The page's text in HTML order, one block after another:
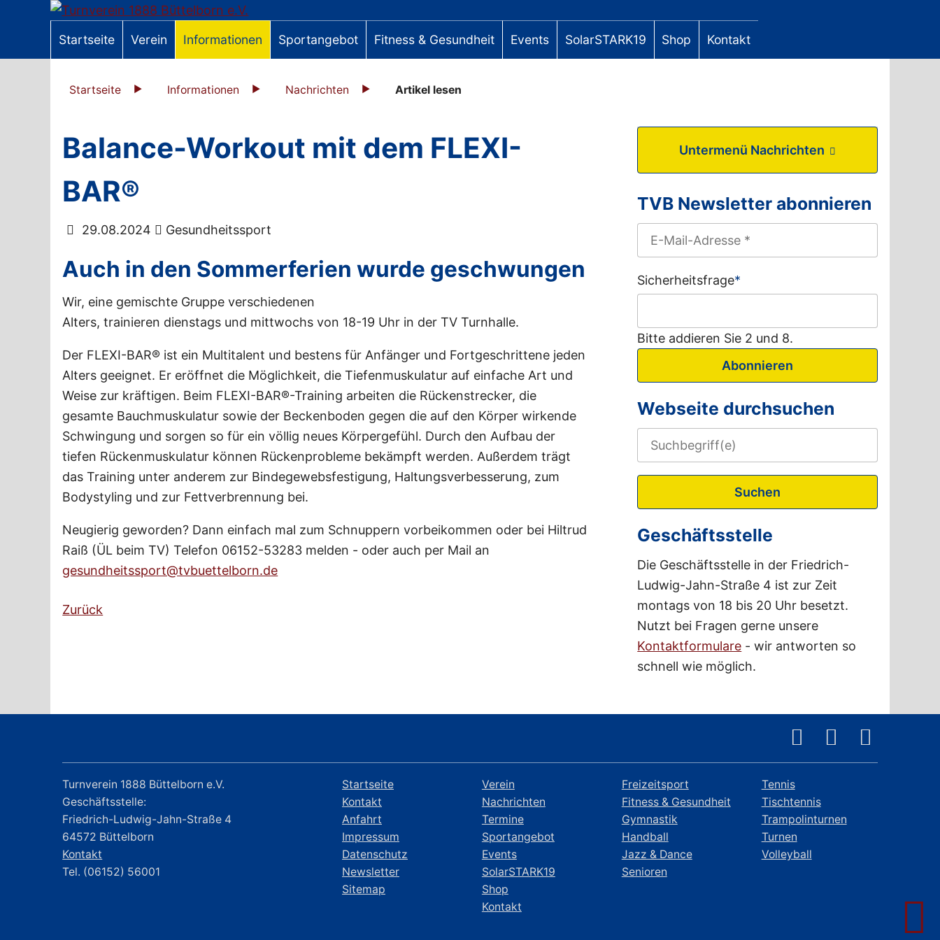
Startseite Verein Informationen Sportangebot Fitness & Gesundheit Events SolarSTARK19 Shop Kontakt
Startseite Informationen Nachrichten Artikel lesen
Balance-Workout mit dem FLEXI-
BAR®
29.08.2024 Gesundheitssport
Auch in den Sommerferien wurde geschwungen
Wir, eine gemischte Gruppe verschiedenen
Alters, trainieren dienstags und mittwochs von 18-19 Uhr in der TV Turnhalle.
Der FLEXI-BAR® ist ein Multitalent und bestens für Anfänger und Fortgeschrittene jeden
Alters geeignet. Er eröffnet die Möglichkeit, die Tiefenmuskulatur auf einfache Art und
Weise zur kräftigen. Beim FLEXI-BAR®-Training arbeiten die Rückenstrecker, die
gesamte Bauchmuskulatur sowie der Beckenboden gegen die auf den Körper wirkende
Schwingung und sorgen so für ein völlig neues Körpergefühl. Durch den Aufbau der
tiefen Rückenmuskulatur können Rückenprobleme bekämpft werden. Außerdem trägt
das Training unter anderem zur Bindegewebsfestigung, Haltungsverbesserung, zum
Bodystyling und zur Fettverbrennung bei.
Neugierig geworden? Dann einfach mal zum Schnuppern vorbeikommen oder bei Hiltrud
Raiß (ÜL beim TV) Telefon 06152-53283 melden - oder auch per Mail an
gesundheitssport@tvbuettelborn.de
Zurück
Untermenü Nachrichten
TVB Newsletter abonnieren
Sicherheitsfrage*
Bitte addieren Sie 2 und 8.
Abonnieren
Webseite durchsuchen
Suchen
Geschäftsstelle
Die Geschäftsstelle in der Friedrich-
Ludwig-Jahn-Straße 4 ist zur Zeit
montags von 18 bis 20 Uhr besetzt.
Nutzt bei Fragen gerne unsere
Kontaktformulare - wir antworten so
schnell wie möglich.
Turnverein 1888 Büttelborn e.V.
Geschäftsstelle:
Friedrich-Ludwig-Jahn-Straße 4
64572 Büttelborn
Kontakt
Tel. (06152) 56001
Startseite
Kontakt
Anfahrt
Impressum
Datenschutz
Newsletter
Sitemap
Verein
Nachrichten
Termine
Sportangebot
Events
SolarSTARK19
Shop
Kontakt
Freizeitsport
Fitness & Gesundheit
Gymnastik
Handball
Jazz & Dance
Senioren
Tennis
Tischtennis
Trampolinturnen
Turnen
Volleyball